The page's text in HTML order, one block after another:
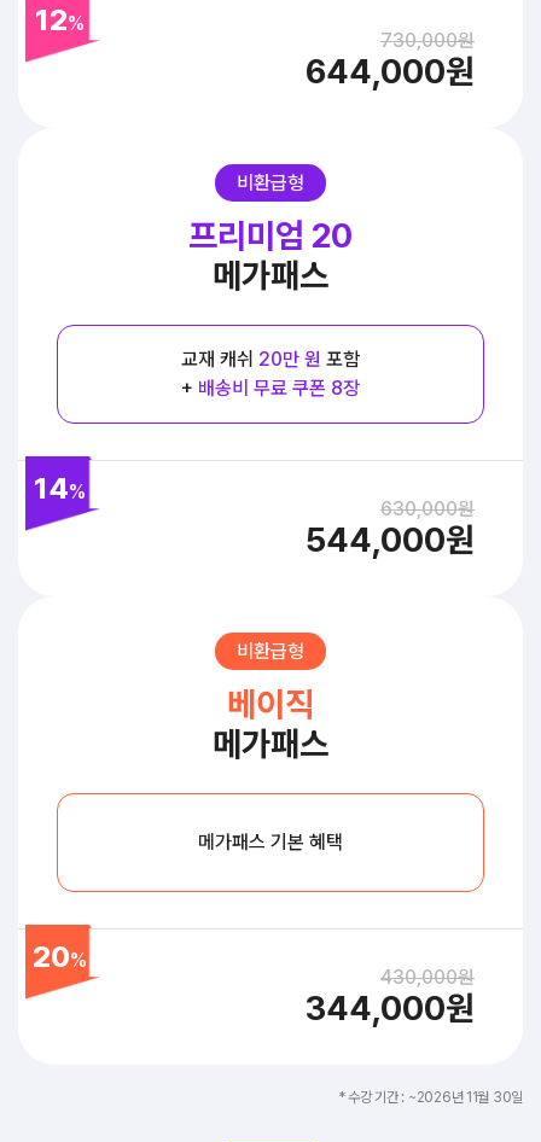
730,000원
644,000원
12%
비환급형
프리미엄 20
메가패스
교재 캐쉬 20만 원 포함
+ 배송비 무료 쿠폰 8장
630,000원
544,000원
14%
비환급형
베이직
메가패스
메가패스 기본 혜택
430,000원
344,000원
20%
* 수강 기간 : ~2026년 11월 30일